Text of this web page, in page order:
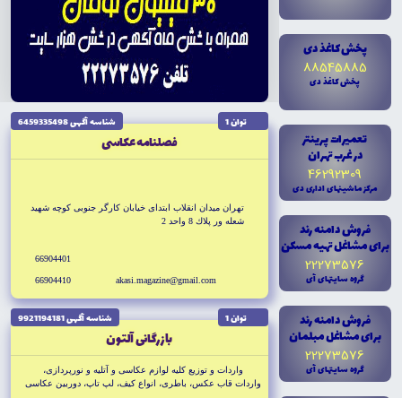
پخش کاغذ دى
88545885
پخش کاغذ دى
تعميرات پرينتر
در غرب تهران
46292309
مرکز ماشينهاى ادارى دى
فروش دامنه رند
براى مشاغل تهيه مسکن
22273576
گروه سايتهاى آى
فروش دامنه رند
براى مشاغل مبلمان
22273576
گروه سايتهاى آى
توان 1 شناسه آگهى 6459335498
فصلنامه عكاسى
تهران ميدان انقلاب ابتداى خيابان كارگر جنوبى كوچه شهيد
شعله ور پلاك 8 واحد 2
akasi.magazine@gmail.com
66904401
66904410
توان 1 شناسه آگهى 9921194181
بازرگانى آلتون
واردات و توزيع كليه لوازم عكاسى و آتليه و نورپردازى،
واردات قاب عكس، باطرى، انواع كيف، لپ تاپ، دوربين عكاسى